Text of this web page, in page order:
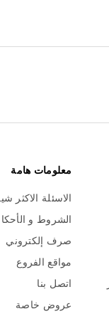
معلومات هامة
الاسئلة الاكثر
الشروط و
صرف إلكتروني
مواقع الفروع
اتصل بنا
عروض خاصة